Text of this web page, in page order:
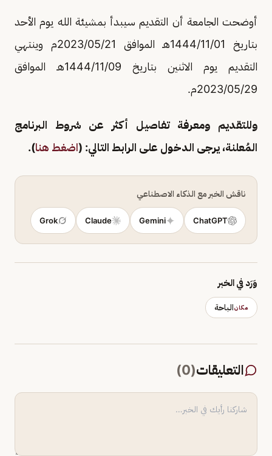
أوضحت الجامعة أن التقديم سيبدأ بمشيئة الله يوم الأحد
بتاريخ 1444/11/01هـ الموافق 2023/05/21م وينتهي
التقديم يوم الاثنين بتاريخ 1444/11/09هـ الموافق
2023/05/29م.
وللتقديم ومعرفة تفاصيل أكثر عن شروط البرنامج
المُعلنة، يرجى الدخول على الرابط التالي: (اضغط هنا).
ناقش الخبر مع الذكاء الاصطناعي
ChatGPT
Gemini
Claude
Grok
وَرَد في الخبر
مكانالباحة
التعليقات(
0
)